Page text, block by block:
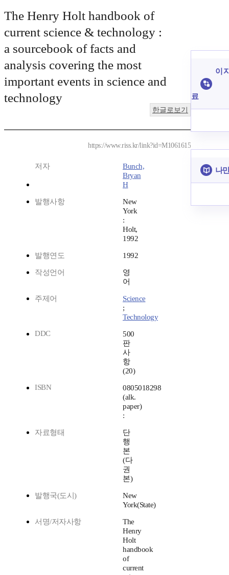
The Henry Holt handbook of
current science & technology :
a sourcebook of facts and
analysis covering the most
important events in science and
technology
한글로보기
https://www.riss.kr/link?id=M1061615
저자
Bunch,
Bryan
H
발행사항
New
York
:
Holt,
1992
발행연도 1992
작성언어
영
어
주제어
Science
;
Technology
DDC
500
판
사
항
(20)
ISBN
0805018298
(alk.
paper)
:
자료형태
단
행
본
(다
권
본)
발행국(도시)
New
York(State)
서명/저자사항
The
Henry
Holt
handbook
of
current
이
료
나